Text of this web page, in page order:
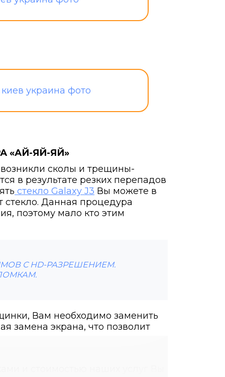
«АЙ-ЯЙ-ЯЙ»
сколы и трещины-
в результате резких перепадов
стекло Galaxy J3 Вы можете в
стекло. Данная процедура
поэтому мало кто этим
С HD-РАЗРЕШЕНИЕМ.
Вам необходимо заменить
замена экрана, что позволит
и стоимостью наших услуг Вы